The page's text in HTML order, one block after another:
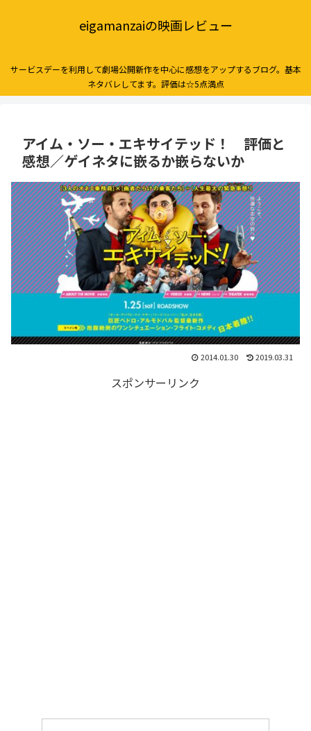
eigamanzaiの映画レビュー
サービスデーを利用して劇場公開新作を中心に感想をアップするブログ。基本
ネタバレしてます。評価は☆5点満点
アイム・ソー・エキサイテッド！ 評価と
感想／ゲイネタに嵌るか嵌らないか
2014.01.30 2019.03.31
スポンサーリンク